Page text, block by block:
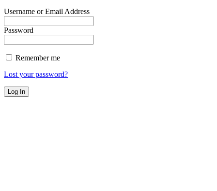
Username or Email Address
Password
Remember me
Lost your password?